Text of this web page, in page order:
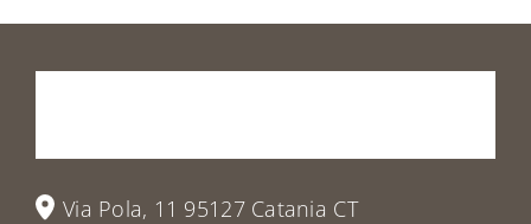
Via Pola, 11 95127 Catania CT